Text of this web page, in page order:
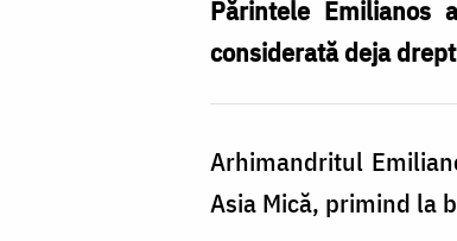
Părintele Emilianos
considerată deja
Arhimandritul
Asia Mică, primind la